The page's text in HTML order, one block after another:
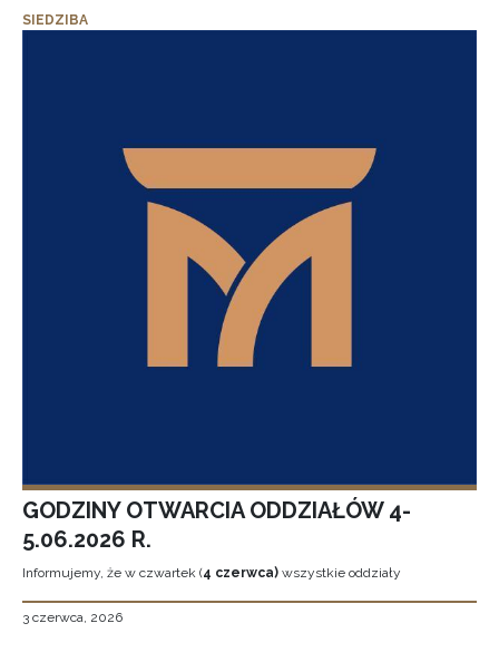
SIEDZIBA
GODZINY OTWARCIA ODDZIAŁÓW 4-
5.06.2026 R.
Informujemy, że w czwartek (4 czerwca) wszystkie oddziały
3 czerwca, 2026